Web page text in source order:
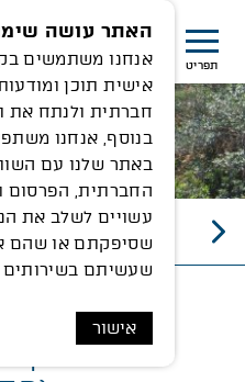
תפריט
מהו מחקר
האתר עושה
אישית תוכן
חברתית ולנתח את
בנוסף, אנחנו
באתר שלנו עם
החברתית, הפרסום
עשויים לשלב את
שסיפקתם או שהם
שעשיתם
אישור